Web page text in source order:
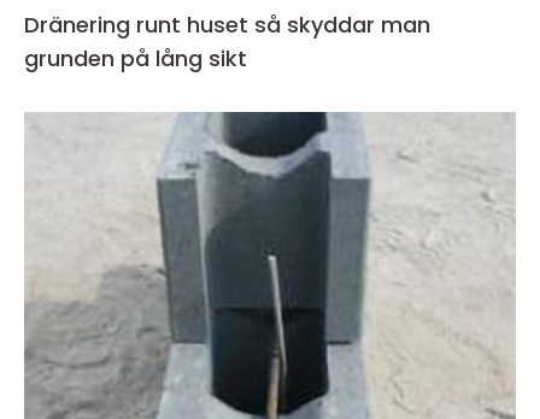
Dränering runt huset så skyddar man
grunden på lång sikt